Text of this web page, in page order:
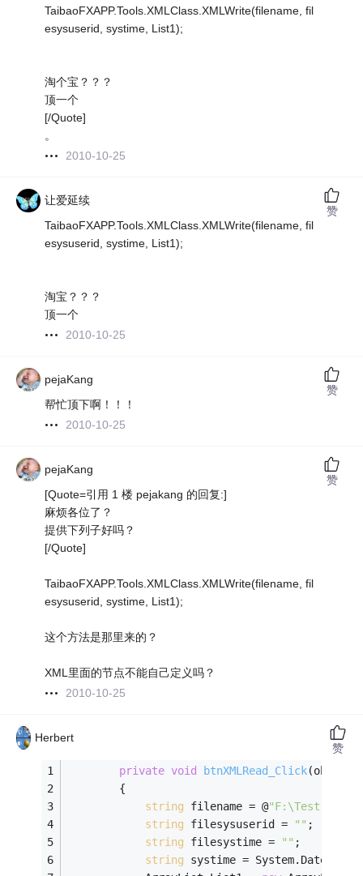
TaibaoFXAPP.Tools.XMLClass.XMLWrite(filename, fil
esysuserid, systime, List1);
淘个宝？？？
顶一个
[/Quote]
。
2010-10-25
让爱延续
TaibaoFXAPP.Tools.XMLClass.XMLWrite(filename, fil
esysuserid, systime, List1);
淘宝？？？
顶一个
2010-10-25
赞
pejaKang
帮忙顶下啊！！！
2010-10-25
赞
pejaKang
[Quote=引用 1 楼 pejakang 的回复:]
麻烦各位了？
提供下列子好吗？
[/Quote]
TaibaoFXAPP.Tools.XMLClass.XMLWrite(filename, fil
esysuserid, systime, List1);
这个方法是那里来的？
XML里面的节点不能自己定义吗？
2010-10-25
赞
Herbert
private void btnXMLRead_Click(object
        {
string filename = @"F:\Test.xml"
string filesysuserid = "" ;
string filesystime = "" ;
string systime =
赞